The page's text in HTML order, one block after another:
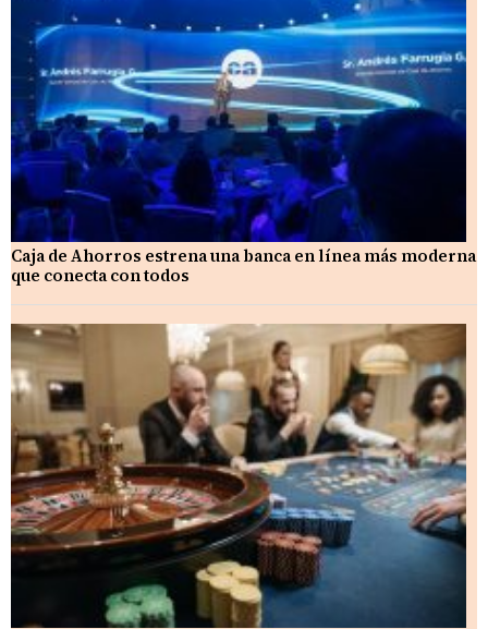
Caja de Ahorros estrena una banca en línea más moderna
que conecta con todos